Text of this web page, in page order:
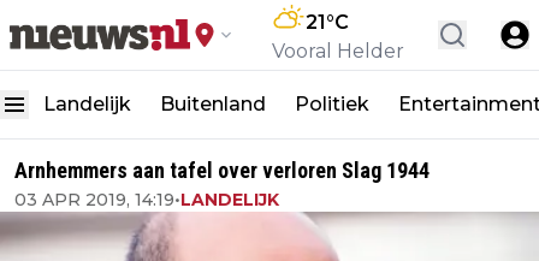
21°C
Vooral Helder
Landelijk Buitenland Politiek
Arnhemmers aan tafel over verloren Slag 1944
03 APR 2019, 14:19•LANDELIJK